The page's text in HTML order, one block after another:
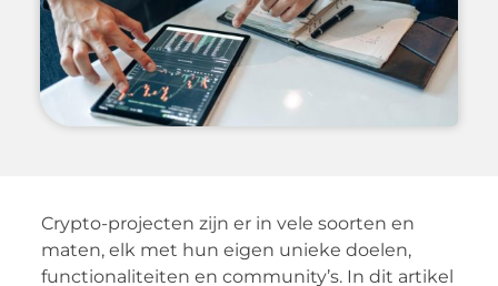
Crypto-projecten zijn er in vele soorten en
maten, elk met hun eigen unieke doelen,
functionaliteiten en community’s. In dit artikel